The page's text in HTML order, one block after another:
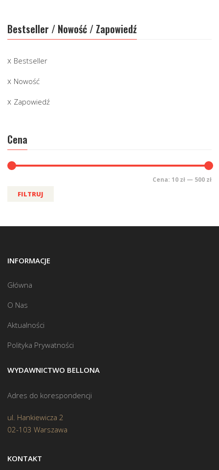
Bestseller / Nowość / Zapowiedź
Bestseller
Nowość
Zapowiedź
Cena
FILTRUJ
Cena: 10 zł — 500 zł
INFORMACJE
Główna
O Nas
Aktualności
Polityka Prywatności
WYDAWNICTWO BELLONA
Adres do korespondencji
ul. Hankiewicza 2
02-103 Warszawa
KONTAKT